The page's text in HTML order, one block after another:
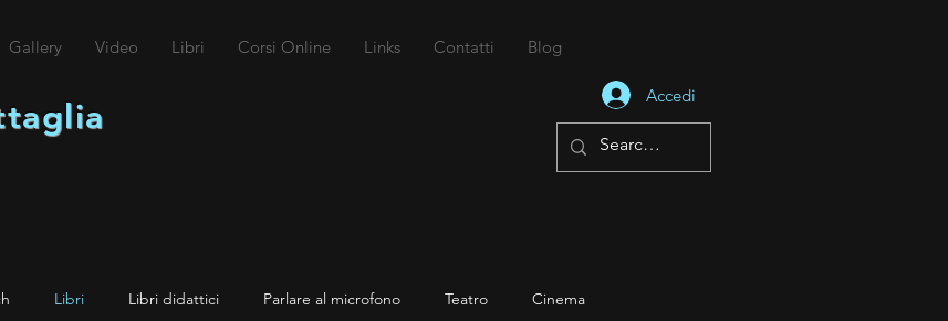
Gallery Video Libri Corsi Online Links Contatti Blog
Accedi
Libri Libri didattici Parlare al microfono Teatro Cinema